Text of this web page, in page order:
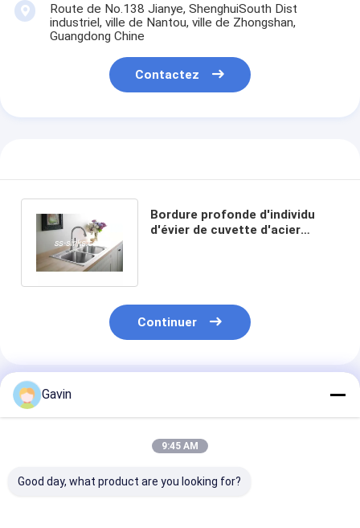
Route de No.138 Jianye, ShenghuiSouth Dist
industriel, ville de Nantou, ville de Zhongshan,
Guangdong Chine
Contactez
Bordure profonde d'individu
d'évier de cuvette d'acier
Continuer
Produits Recommandés
Gavin
9:45 AM
Good day, what product are you looking for?